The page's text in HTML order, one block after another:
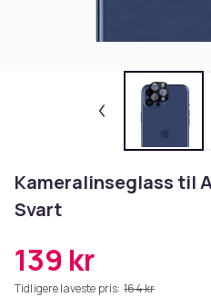
Kameralinseglass til
Svart
139 kr
Tidligere laveste pris: 164 kr